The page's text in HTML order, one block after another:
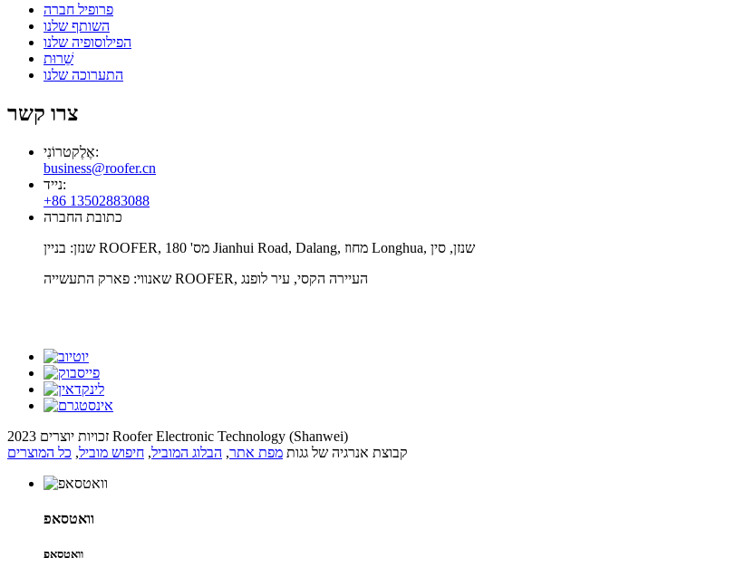
פרופיל חברה
השותף שלנו
הפילוסופיה שלנו
שֵׁרוּת
התערוכה שלנו
צרו קשר
אֶלֶקטרוֹנִי:
business@roofer.cn
נייד:
+86 13502883088
כתובת החברה
שנזן: בניין ROOFER, מס' 180 Jianhui Road, Dalang, מחוז Longhua, שנזן, סין
שאנווי: פארק התעשייה ROOFER, העיירה הקסי, עיר לופנג
זכויות יוצרים 2023 Roofer Electronic Technology (Shanwei)
קבוצת אנרגיה של גגות מפת אתר, הבלוג המוביל, חיפוש מוביל, כל המוצרים
וואטסאפ
וואטסאפ